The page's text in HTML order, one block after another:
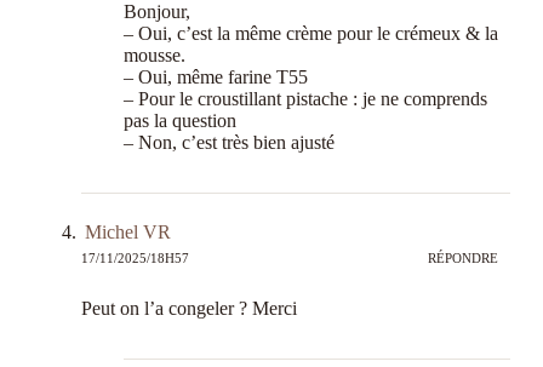
Bonjour,
– Oui, c’est la même crème pour le crémeux & la
mousse.
– Oui, même farine T55
– Pour le croustillant pistache : je ne comprends
pas la question
– Non, c’est très bien ajusté
Michel VR
17/11/2025/18H57 RÉPONDRE
Peut on l’a congeler ? Merci